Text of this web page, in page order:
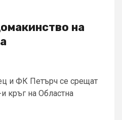
на
и ФК Петърч се срещат
кръг на Областна